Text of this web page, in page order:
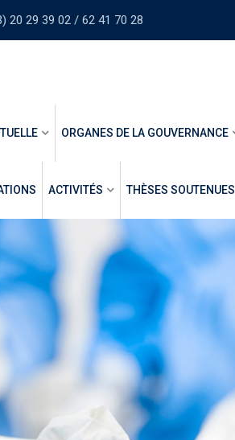
20 29 39 02 / 62 41 70 28
ORGANES DE LA GOUVERNANCE
ACTIVITÉS THÈSES SOUTENUES